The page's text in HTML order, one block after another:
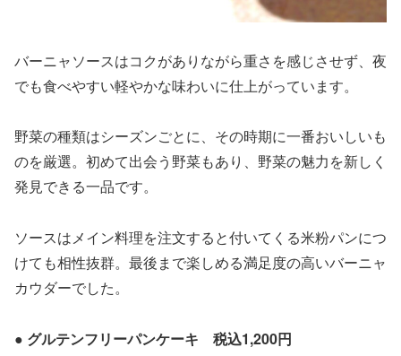
バーニャソースはコクがありながら重さを感じさせず、夜
でも食べやすい軽やかな味わいに仕上がっています。
野菜の種類はシーズンごとに、その時期に一番おいしいも
のを厳選。初めて出会う野菜もあり、野菜の魅力を新しく
発見できる一品です。
ソースはメイン料理を注文すると付いてくる米粉パンにつ
けても相性抜群。最後まで楽しめる満足度の高いバーニャ
カウダーでした。
● グルテンフリーパンケーキ 税込1,200円